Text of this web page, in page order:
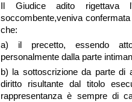
Il Giudice adito rigettava
soccombente,veniva
che:
a) il precetto, essendo
personalmente dalla parte
b) la sottoscrizione da parte di
diritto risultante dal titolo
rappresentanza è sempre di